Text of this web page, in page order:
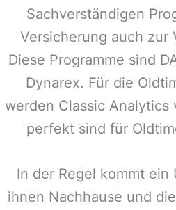
Sachverständigen
Versicherung auch zur
Diese Programme sind
Dynarex. Für die
werden Classic Analytics
perfekt sind für
In der Regel kommt ein
ihnen Nachhause und